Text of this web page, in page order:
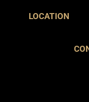
LOCATION
LOCATION